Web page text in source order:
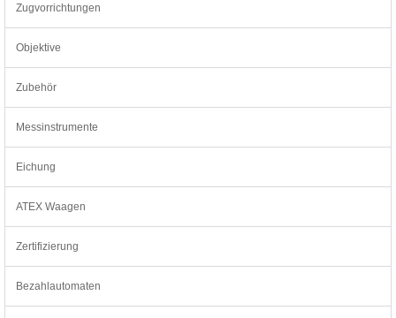
Zugvorrichtungen
Objektive
Zubehör
Messinstrumente
Eichung
ATEX Waagen
Zertifizierung
Bezahlautomaten